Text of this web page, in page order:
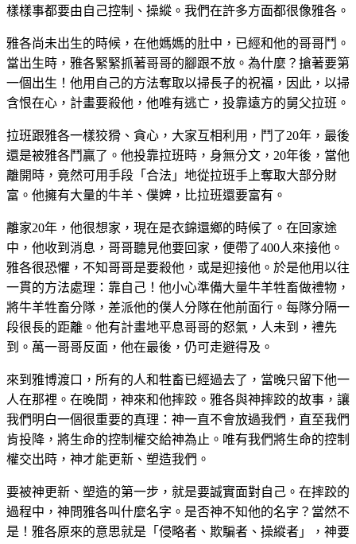
樣樣事都要由自己控制、操縱。我們在許多方面都很像雅各。
雅各尚未出生的時候，在他媽媽的肚中，已經和他的哥哥鬥。
當出生時，雅各緊緊抓著哥哥的腳跟不放。為什麼？搶著要第
一個出生！他用自己的方法奪取以掃長子的祝福，因此，以掃
含恨在心，計畫要殺他，他唯有逃亡，投靠遠方的舅父拉班。
拉班跟雅各一樣狡猾、貪心，大家互相利用，鬥了20年，最後
還是被雅各鬥贏了。他投靠拉班時，身無分文，20年後，當他
離開時，竟然可用手段「合法」地從拉班手上奪取大部分財
富。他擁有大量的牛羊、僕婢，比拉班還要富有。
離家20年，他很想家，現在是衣錦還鄉的時候了。在回家途
中，他收到消息，哥哥聽見他要回家，便帶了400人來接他。
雅各很恐懼，不知哥哥是要殺他，或是迎接他。於是他用以往
一貫的方法處理：靠自己！他小心準備大量牛羊牲畜做禮物，
將牛羊牲畜分隊，差派他的僕人分隊在他前面行。每隊分隔一
段很長的距離。他有計畫地平息哥哥的怒氣，人未到，禮先
到。萬一哥哥反面，他在最後，仍可走避得及。
來到雅博渡口，所有的人和牲畜已經過去了，當晚只留下他一
人在那裡。在晚間，神來和他摔跤。雅各與神摔跤的故事，讓
我們明白一個很重要的真理：神一直不會放過我們，直至我們
肯投降，將生命的控制權交給神為止。唯有我們將生命的控制
權交出時，神才能更新、塑造我們。
要被神更新、塑造的第一步，就是要誠實面對自己。在摔跤的
過程中，神問雅各叫什麼名字。是否神不知他的名字？當然不
是！雅各原來的意思就是「侵略者、欺騙者、操縱者」，神要